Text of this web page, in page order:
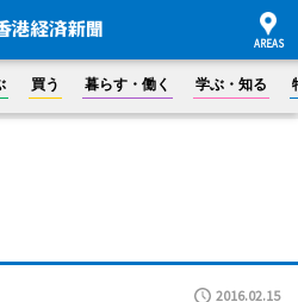
買う 暮らす・働く 学ぶ・知る
2016.02.15